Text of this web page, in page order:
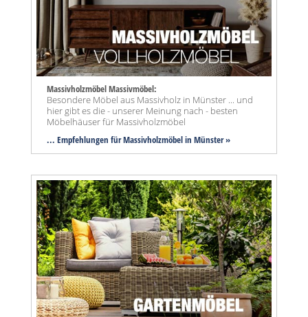
Massivholzmöbel Massivmöbel:
Besondere Möbel aus Massivholz in Münster ... und
hier gibt es die - unserer Meinung nach - besten
Möbelhäuser für Massivholzmöbel
... Empfehlungen für Massivholzmöbel in Münster »